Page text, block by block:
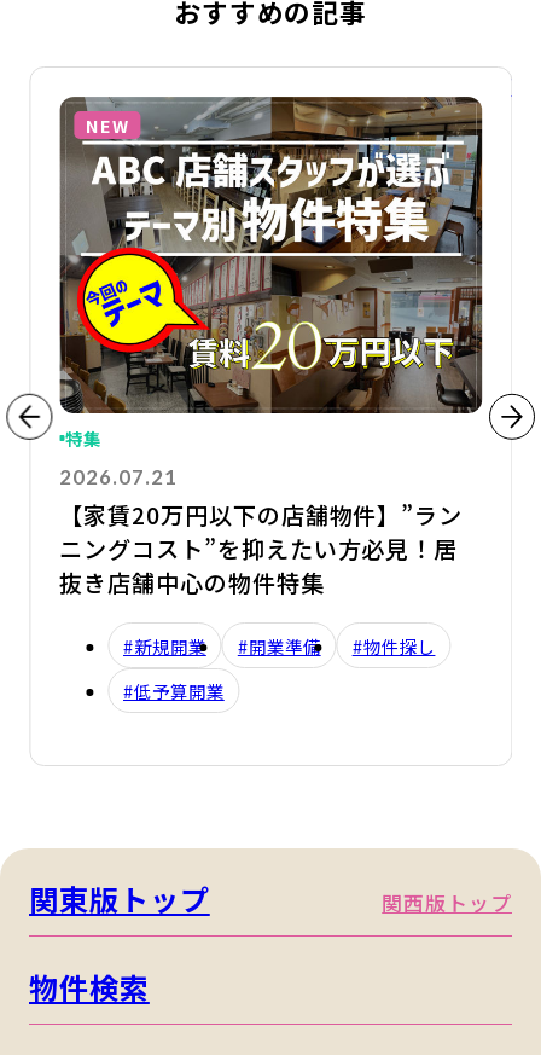
おすすめの記事
細を見る
NEW
特集
2026.07.21
【家賃20万円以下の店舗物件】”ラン
ニングコスト”を抑えたい方必見！居
抜き店舗中心の物件特集
#新規開業 #開業準備
#物件探し
#低予算開業
関東版トップ 関西版トップ
物件検索